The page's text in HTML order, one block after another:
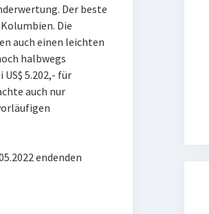
Der beste
Die
auch einen leichten
halbwegs
5.202,- für
auch nur
endenden